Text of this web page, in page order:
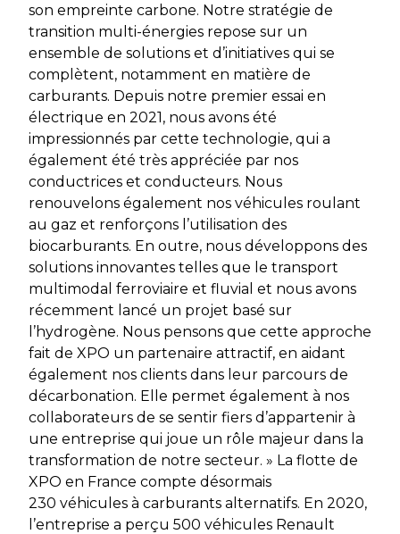
son empreinte carbone. Notre stratégie de
transition multi-énergies repose sur un
ensemble de solutions et d’initiatives qui se
complètent, notamment en matière de
carburants. Depuis notre premier essai en
électrique en 2021, nous avons été
impressionnés par cette technologie, qui a
également été très appréciée par nos
conductrices et conducteurs. Nous
renouvelons également nos véhicules roulant
au gaz et renforçons l’utilisation des
biocarburants. En outre, nous développons des
solutions innovantes telles que le transport
multimodal ferroviaire et fluvial et nous avons
récemment lancé un projet basé sur
l’hydrogène. Nous pensons que cette approche
fait de XPO un partenaire attractif, en aidant
également nos clients dans leur parcours de
décarbonation. Elle permet également à nos
collaborateurs de se sentir fiers d’appartenir à
une entreprise qui joue un rôle majeur dans la
transformation de notre secteur. » La flotte de
XPO en France compte désormais
230 véhicules à carburants alternatifs. En 2020,
l’entreprise a perçu 500 véhicules Renault